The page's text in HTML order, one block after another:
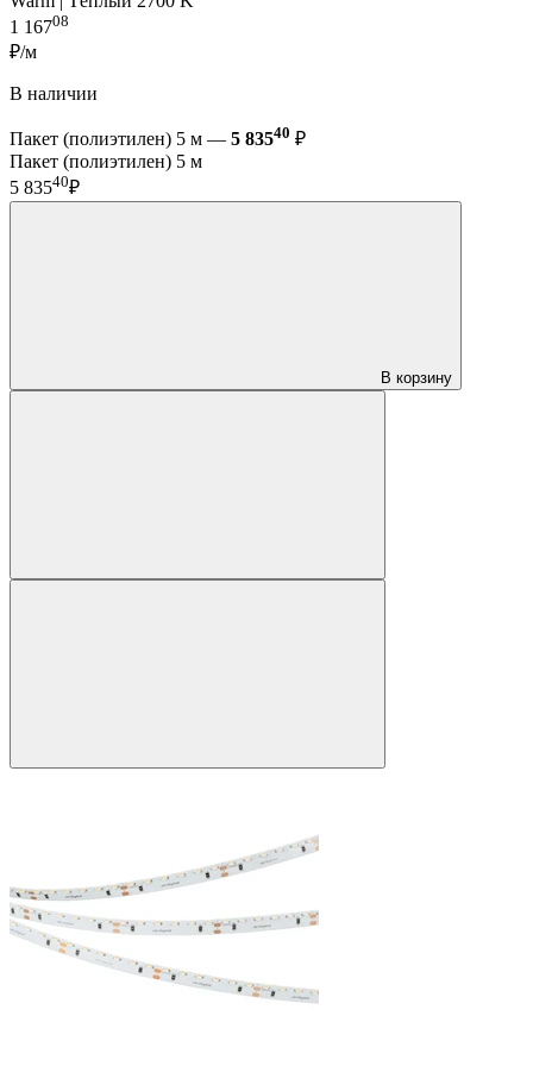
1 16708
₽/м
В наличии
Пакет (полиэтилен) 5 м — 5 83540 ₽
Пакет (полиэтилен) 5 м
5 83540₽
В корзину